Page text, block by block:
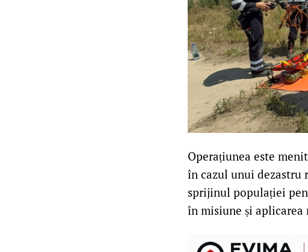
Operațiunea este
în cazul unui dezastru
sprijinul populației
în misiune și aplicarea